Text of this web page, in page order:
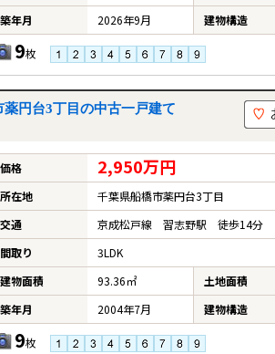
築年月
2026年9月 建物構造
9枚
円台3丁目の中古一戸建て
価格 2,950万円
所在地
千葉県船橋市薬円台3丁目
交通
京成松戸線 習志野駅 徒歩14分
間取り
3LDK
建物面積
93.36㎡ 土地面積
築年月
2004年7月 建物構造
9枚